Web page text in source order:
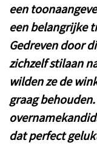
een
een belangrijke
Gedreven door
zichzelf stilaan
wilden ze de
graag
dat perfect